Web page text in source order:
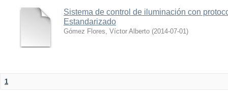
Sistema de control de iluminación con
Estandarizado
Gómez Flores, Víctor Alberto (2014-07-01)
1